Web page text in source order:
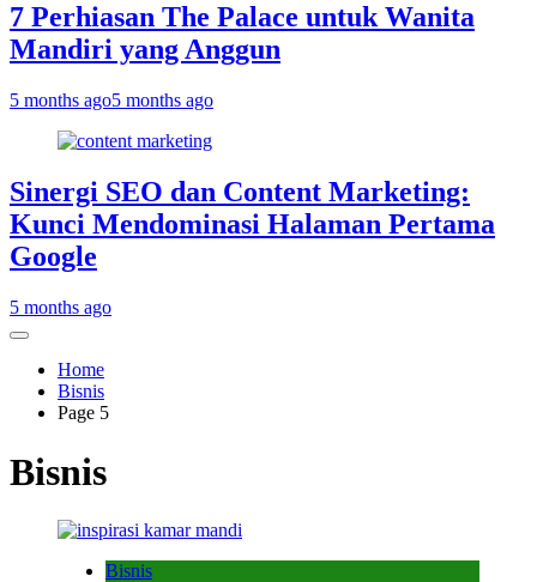
7 Perhiasan The Palace untuk Wanita
Mandiri yang Anggun
5 months ago5 months ago
Sinergi SEO dan Content Marketing:
Kunci Mendominasi Halaman Pertama
Google
5 months ago
Home
Bisnis
Page 5
Bisnis
Bisnis